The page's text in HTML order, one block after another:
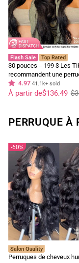
Flash Sale Top Rated
30 pouces = 199 $ Les
recommandent une
frontale en dentelle HD
à 180 % de densité, pré-
4.97 41.1k+ sold
Prix
régulier
Prix
réduit
À partir de$136.49
PERRUQUE À
60%
Salon Quality
Perruques de cheveux